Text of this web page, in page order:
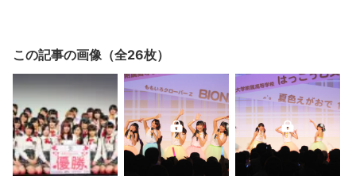
この記事の画像（全26枚）